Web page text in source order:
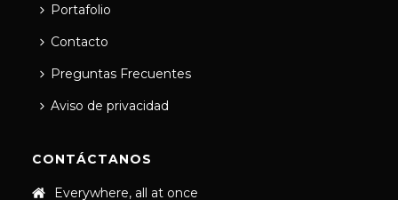
Portafolio
Contacto
Preguntas Frecuentes
Aviso de privacidad
CONTÁCTANOS
Everywhere, all at once